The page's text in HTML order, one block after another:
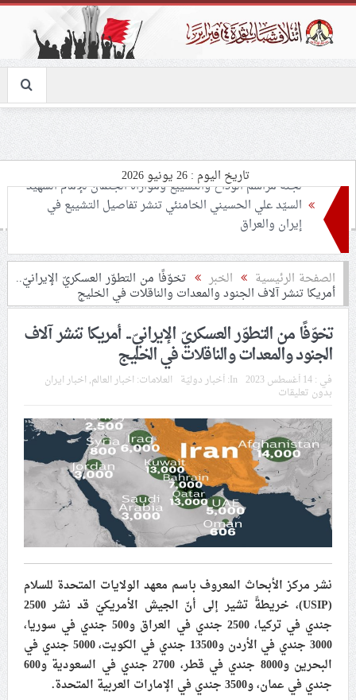
تاريخ اليوم : 26 يونيو 2026
تحذيرات من استغلال الأوضاع في غزّة لإشعال صراعات
داخليّة تخدم الاحتلال
ملفّ إنسانيّ مؤلم.. الأسيرات الفلسطينيّات بين القمع
والإهمال الطبي
55 مأتمًا وحسينيّة يعترضون على الإجراءات القمعيّة للنظام
في موسم عاشوراء
ويعتقل العشرات من الشبّان
الموقف الأسبوعيّ: شعب البحرين سيقطع الأيدي التي تنال
من شعائر عاشوراء.. ولن يساوم على هويّته وقيمه في
الحريّة والتحرير
مقال: عاشوراء البحرين… ميدان جهاد بالكلمة
الفقيه القائد قاسم: لن تقتلوا الحسين.. إنّ الحسين سيقتل
طاغوتيّتكم
انطلاق المحادثات الإيرانيّة- الأمريكيّة في سويسرا
الصفحة الرئيسية الخبر تخوّفًا من التطوّر العسكريّ الإيرانيّ..
أمريكا تنشر آلاف الجنود والمعدات والناقلات في الخليج
تخوّفًا من التطوّر العسكريّ الإيرانيّ.. أمريكا تنشر آلاف
الجنود والمعدات والناقلات في الخليج
في :14 أغسطس 2023 In: أخبار دوليّة العلامات: اخبار العالم, اخبار ايران
بدون تعليقات
نشر مركز الأبحاث المعروف باسم معهد الولايات المتحدة للسلام
(
USIP
)، خريطةً تشير إلى أنّ الجيش الأمريكيّ قد نشر 2500
جندي في تركيا، 2500 جندي في العراق و500 جندي في سوريا،
3000 جندي في الأردن و13500 جندي في الكويت، 5000 جندي في
البحرين و8000 جندي في قطر، 2700 جندي في السعودية و600
جندي في عمان، و3500 جندي في الإمارات العربية المتحدة.